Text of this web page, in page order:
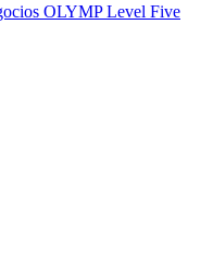
OLYMP Level Five